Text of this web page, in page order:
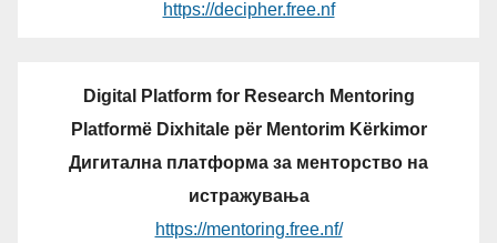
https://decipher.free.nf
Digital Platform for Research Mentoring
Platformë Dixhitale për Mentorim Kërkimor
Дигитална платформа за менторство на
истражувања
https://mentoring.free.nf/